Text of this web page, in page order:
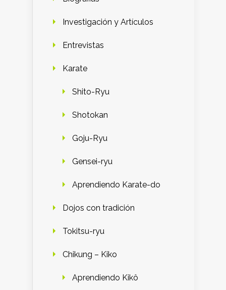
Investigación y Artículos
Entrevistas
Karate
Shito-Ryu
Shotokan
Goju-Ryu
Gensei-ryu
Aprendiendo Karate-do
Dojos con tradición
Tokitsu-ryu
Chikung – Kiko
Aprendiendo Kikô